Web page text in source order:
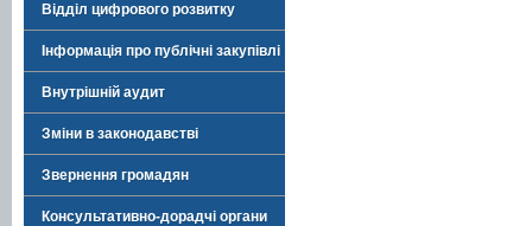
Відділ цифрового розвитку
Інформація про публічні закупівлі
Внутрішній аудит
Зміни в законодавстві
Звернення громадян
Консультативно-дорадчі органи